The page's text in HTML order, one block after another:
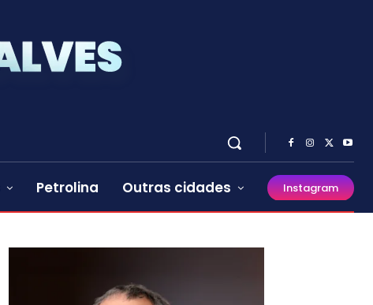
Petrolina Outras cidades Instagram